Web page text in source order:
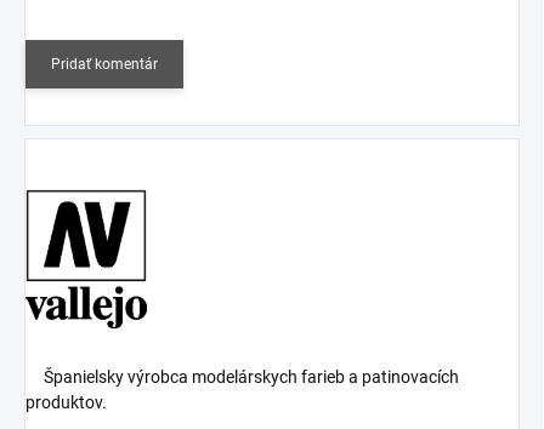
Pridať komentár
Španielsky výrobca modelárskych farieb a patinovacích
produktov.